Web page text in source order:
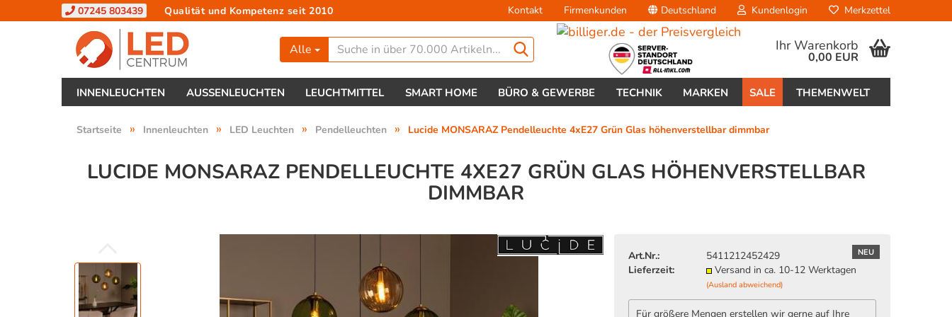
07245 803439 Qualität und Kompetenz seit 2010 Kontakt Firmenkunden Deutschland
Lieferland
Kundenlogin
Passwort vergessen?
Merkzettel
Alle Ihr Warenkorb
0,00 EUR
INNENLEUCHTEN AUSSENLEUCHTEN LEUCHTMITTEL SMART HOME BÜRO & GEWERBE TECHNIK MARKEN SALE THEMENWELT
Startseite » Innenleuchten » LED Leuchten » Pendelleuchten » Lucide MONSARAZ Pendelleuchte 4xE27 Grün Glas höhenverstellbar dimmbar
LUCIDE MONSARAZ PENDELLEUCHTE 4XE27 GRÜN GLAS HÖHENVERSTELLBAR
DIMMBAR
NEU
Art.Nr.:
5411212452429
Lieferzeit:
Versand in ca. 10-12 Werktagen
(Ausland abweichend)
Für größere Mengen erstellen wir gerne auf Ihre